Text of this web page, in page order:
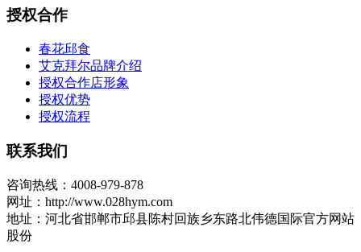
授权合作
春花邱食
艾克拜尔品牌介绍
授权合作店形象
授权优势
授权流程
联系我们
咨询热线：4008-979-878
网址：http://www.028hym.com
地址：河北省邯郸市邱县陈村回族乡东路北伟德国际官方网站
股份